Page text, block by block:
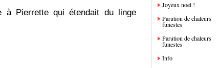
à Pierrette qui étendait du linge
Joyeux noel !
Parution de chaleurs
funestes
Parution de chaleurs
funestes
Info